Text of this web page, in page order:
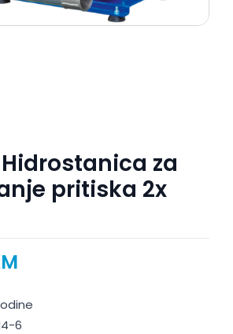
Hidrostanica za
pritiska 2x
6